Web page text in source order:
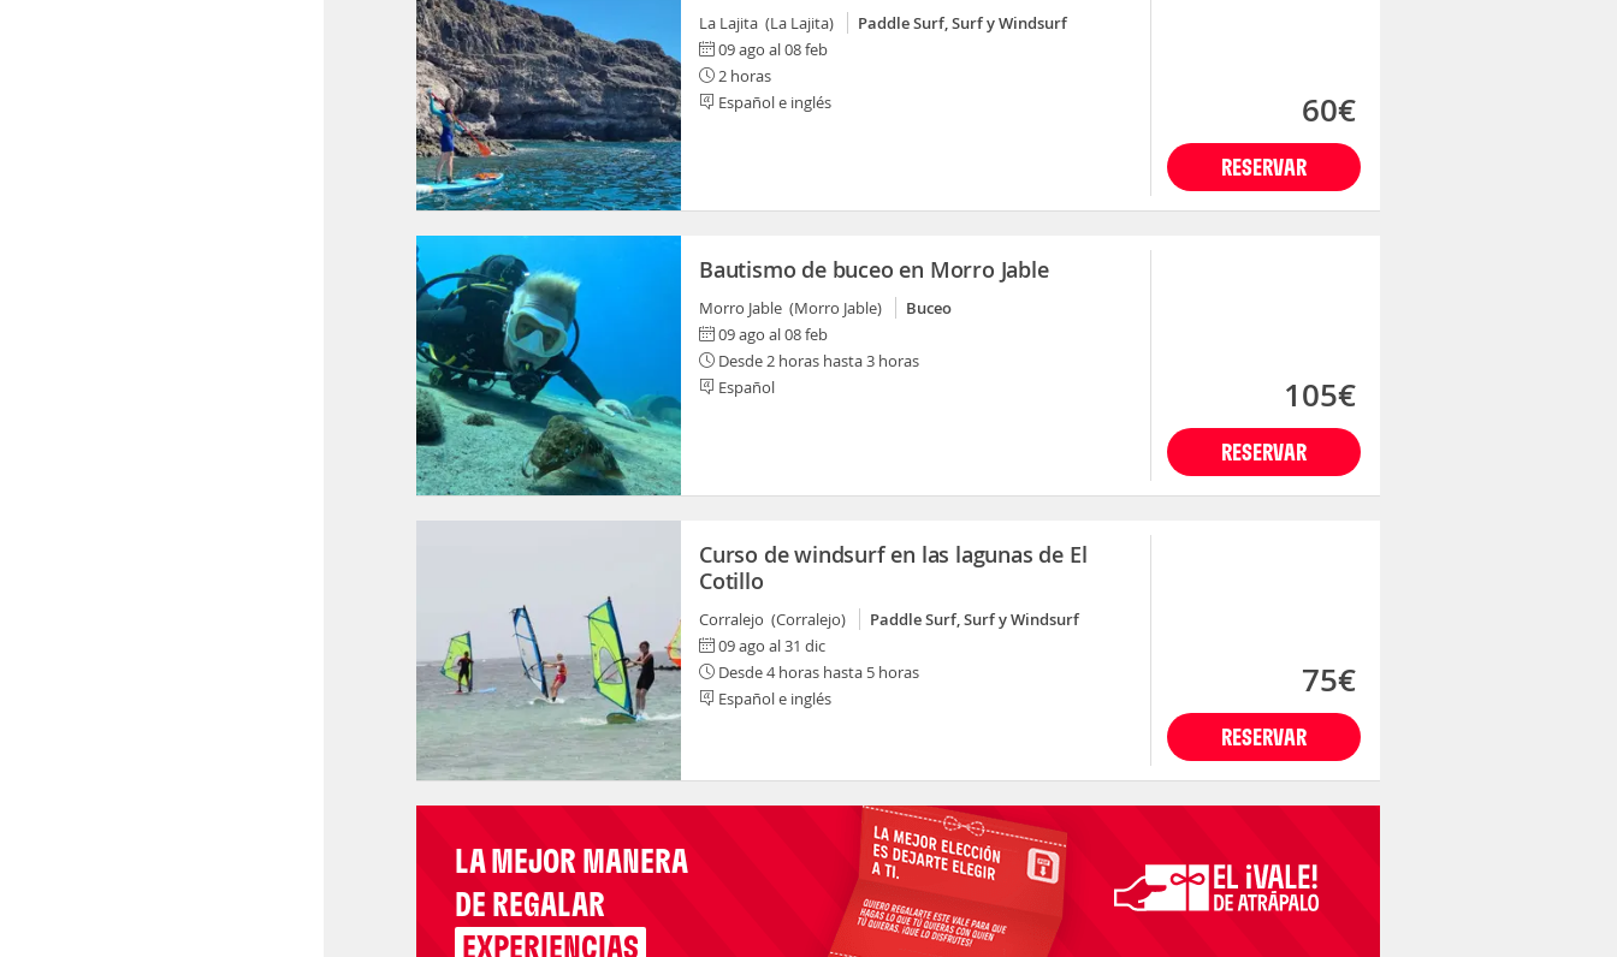
La Lajita (La Lajita)
Paddle Surf, Surf y Windsurf
09 ago al 08 feb
2 horas
Español e inglés
RESERVAR
60€
Bautismo de buceo en Morro Jable
Morro Jable (Morro Jable)
Buceo
09 ago al 08 feb
Desde 2 horas hasta 3 horas
Español
RESERVAR
105€
Curso de windsurf en las lagunas de El
Cotillo
Corralejo (Corralejo)
Paddle Surf, Surf y Windsurf
09 ago al 31 dic
Desde 4 horas hasta 5 horas
Español e inglés
RESERVAR
75€
LA MEJOR MANERA
DE REGALAR
EXPERIENCIAS